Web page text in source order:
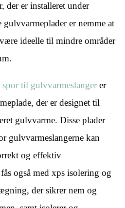
der er installeret under
er nemme at
ideelle til mindre områder
til gulvvarmeslanger er
der er designet til
gulvvarme. Disse plader
gulvvarmeslangerne kan
og effektiv
også med xps isolering og
der sikrer nem og